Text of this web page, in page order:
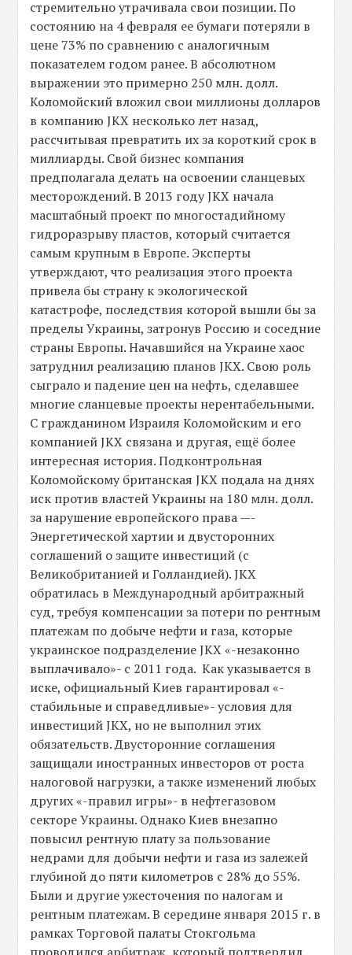
стремительно утрачивала свои позиции. По
состоянию на 4 февраля ее бумаги потеряли в
цене 73% по сравнению с аналогичным
показателем годом ранее. В абсолютном
выражении это примерно 250 млн. долл.
Коломойский вложил свои миллионы долларов
в компанию JKX несколько лет назад,
рассчитывая превратить их за короткий срок в
миллиарды. Свой бизнес компания
предполагала делать на освоении сланцевых
месторождений. В 2013 году JKX начала
масштабный проект по многостадийному
гидроразрыву пластов, который считается
самым крупным в Европе. Эксперты
утверждают, что реализация этого проекта
привела бы страну к экологической
катастрофе, последствия которой вышли бы за
пределы Украины, затронув Россию и соседние
страны Европы. Начавшийся на Украине хаос
затруднил реализацию планов JKX. Свою роль
сыграло и падение цен на нефть, сделавшее
многие сланцевые проекты нерентабельными.
С гражданином Израиля Коломойским и его
компанией JKX связана и другая, ещё более
интересная история. Подконтрольная
Коломойскому британская JKX подала на днях
иск против властей Украины на 180 млн. долл.
за нарушение европейского права —-
Энергетической хартии и двусторонних
соглашений о защите инвестиций (с
Великобританией и Голландией). JKX
обратилась в Международный арбитражный
суд, требуя компенсации за потери по рентным
платежам по добыче нефти и газа, которые
украинское подразделение JKX «-незаконно
выплачивало»- с 2011 года. Как указывается в
иске, официальный Киев гарантировал «-
стабильные и справедливые»- условия для
инвестиций JKX, но не выполнил этих
обязательств. Двусторонние соглашения
защищали иностранных инвесторов от роста
налоговой нагрузки, а также изменений любых
других «-правил игры»- в нефтегазовом
секторе Украины. Однако Киев внезапно
повысил рентную плату за пользование
недрами для добычи нефти и газа из залежей
глубиной до пяти километров с 28% до 55%.
Были и другие ужесточения по налогам и
рентным платежам. В середине января 2015 г. в
рамках Торговой палаты Стокгольма